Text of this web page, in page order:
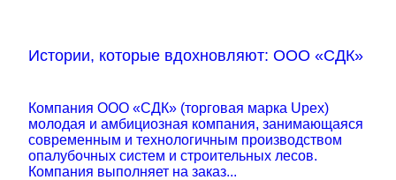
Истории, которые вдохновляют: ООО «СДК»
Компания ООО «СДК» (торговая марка Upex)
молодая и амбициозная компания, занимающаяся
современным и технологичным производством
опалубочных систем и строительных лесов.
Компания выполняет на заказ...